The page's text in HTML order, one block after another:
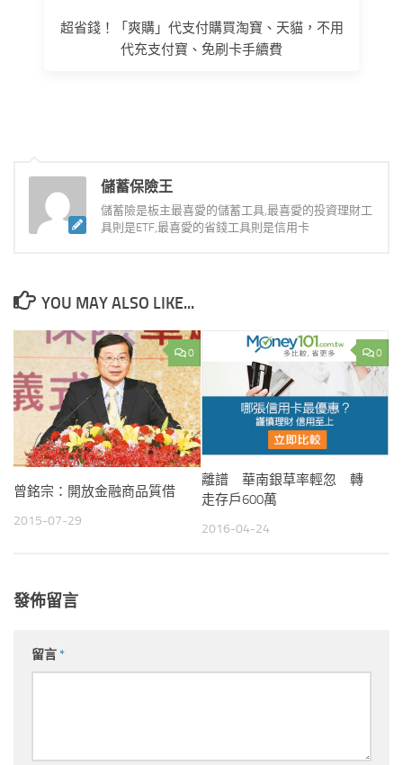
超省錢！「爽購」代支付購買淘寶、天貓，不用
代充支付寶、免刷卡手續費
儲蓄保險王
儲蓄險是板主最喜愛的儲蓄工具,最喜愛的投資理財工
具則是ETF,最喜愛的省錢工具則是信用卡
YOU MAY ALSO LIKE...
0
曾銘宗：開放金融商品質借
2015-07-29
0
離譜 華南銀草率輕忽 轉
走存戶600萬
2016-04-24
發佈留言
留言*